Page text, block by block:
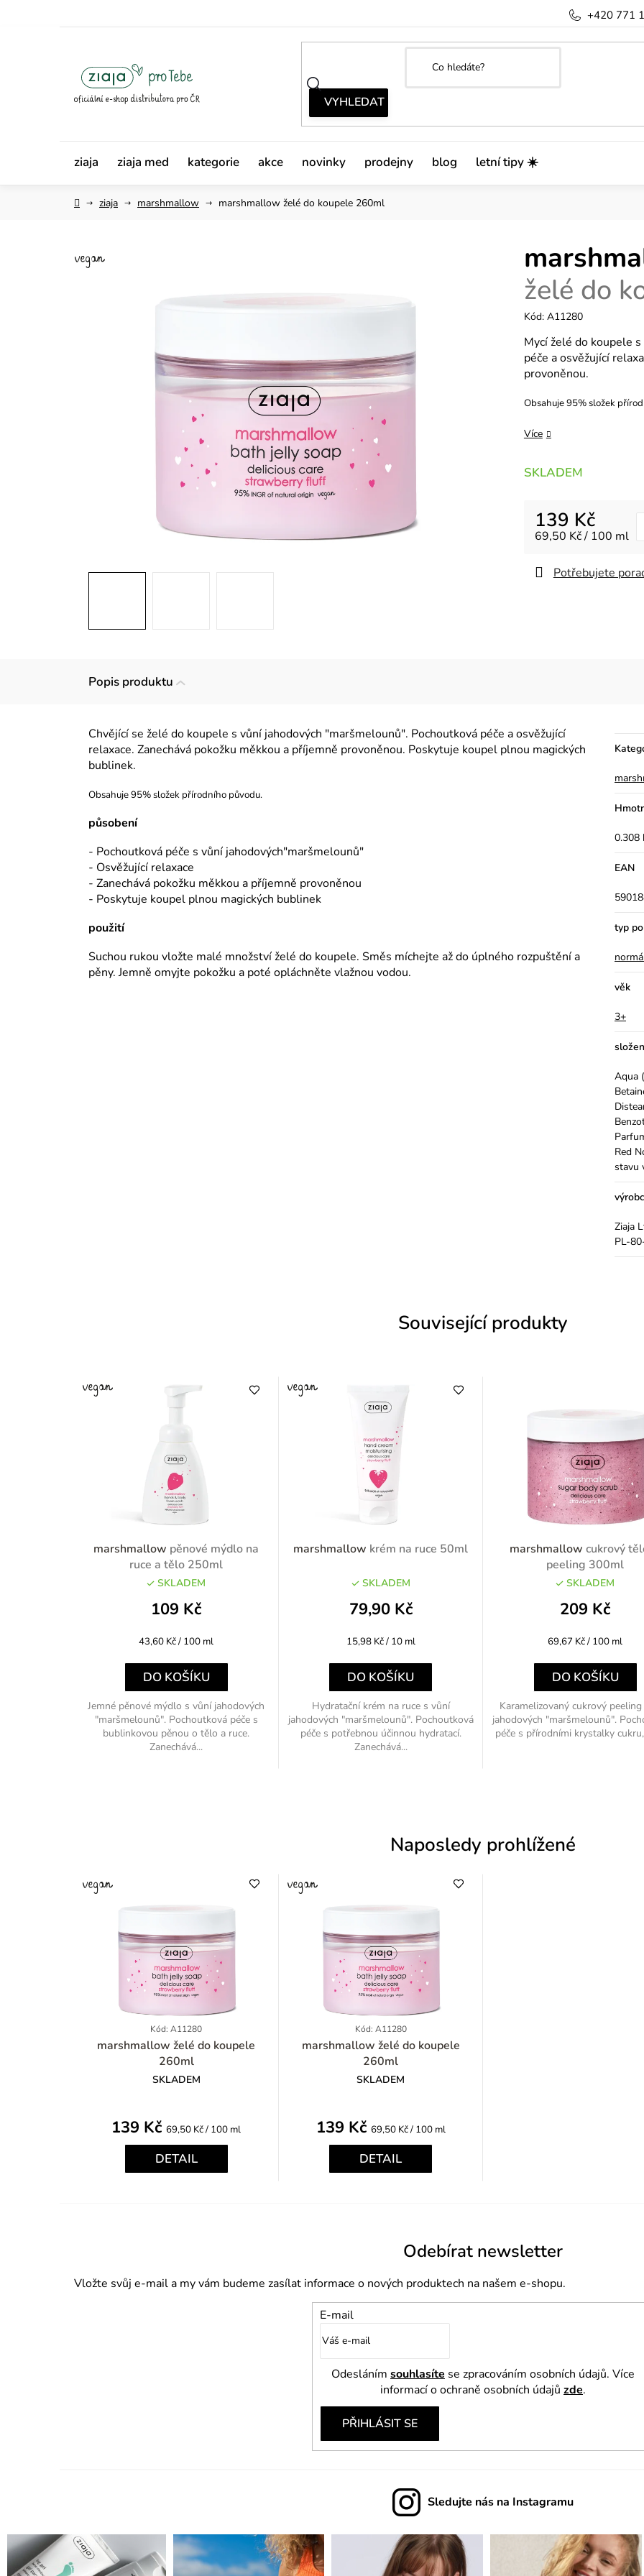
+420 771
ziaja ziaja med kategorie akce novinky prodejny blog letní tipy ☀️
Domůziaja marshmallow marshmallow želé do koupele 260ml
želé do
Kód: A11280
Mycí želé do koupele
péče a osvěžující
provoněnou.
Obsahuje 95% složek
Více
SKLADEM
139 Kč
Měrná cena:
69,50 Kč / 100 ml
Potřebujete
Popis produktu
Chvějící se želé do koupele s vůní jahodových "maršmelounů". Pochoutková péče a osvěžující
relaxace. Zanechává pokožku měkkou a příjemně provoněnou. Poskytuje koupel plnou magických
bublinek.
Obsahuje 95% složek přírodního původu.
působení
- Pochoutková péče s vůní jahodových"maršmelounů"
- Osvěžující relaxace
- Zanechává pokožku měkkou a příjemně provoněnou
- Poskytuje koupel plnou magických bublinek
použití
Suchou rukou vložte malé množství želé do koupele. Směs míchejte až do úplného rozpuštění a
pěny. Jemně omyjte pokožku a poté opláchněte vlažnou vodou.
0.308
EAN
typ
věk
3+
Aqua
Red
stavu
Ziaja
PL-
Související produkty
marshmallow pěnové mýdlo na
ruce a tělo 250ml
SKLADEM
109 Kč
Měrná
43,60 Kč / 100 ml
DO KOŠÍKU
Jemné pěnové mýdlo s vůní jahodových
"maršmelounů". Pochoutková péče s
bublinkovou pěnou o tělo a ruce.
Zanechává...
marshmallow krém na ruce 50ml
SKLADEM
79,90 Kč
Měrná
15,98 Kč / 10 ml
DO KOŠÍKU
Hydratační krém na ruce s vůní
jahodových "maršmelounů". Pochoutková
péče s potřebnou účinnou hydratací.
Zanechává...
marshmallowcukrový
peeling 300ml
SKLADEM
209 Kč
Měrná
69,67 Kč / 100 ml
DO KOŠÍKU
Karamelizovaný cukrový
jahodových "maršmelounů".
péče s přírodními krystalky
Naposledy prohlížené
Kód: A11280
marshmallow želé do koupele
260ml
SKLADEM
139 KčMěrná
69,50 Kč / 100 ml
DETAIL
Kód: A11280
marshmallow želé do koupele
260ml
SKLADEM
139 Kč Měrná
69,50 Kč / 100 ml
DETAIL
Odebírat newsletter
Vložte svůj e-mail a my vám budeme zasílat informace o nových produktech na našem e-shopu.
E-mail
Odesláním souhlasíte se zpracováním osobních údajů. Více
informací o ochraně osobních údajů zde.
PŘIHLÁSIT SE
Sledujte nás na Instagramu